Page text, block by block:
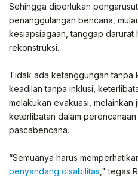
Sehingga diperlukan
penanggulangan bencana,
kesiapsiagaan, tanggap darurat
rekonstruksi.
Tidak ada ketanggungan tanpa
keadilan tanpa inklusi,
melakukan evakuasi, melainkan
keterlibatan dalam
pascabencana.
“Semuanya harus
penyandang disabilitas ," tegas